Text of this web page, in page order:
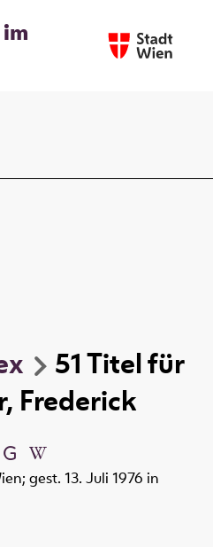
51Titelfür
Frederick
gest. 13. Juli 1976 in